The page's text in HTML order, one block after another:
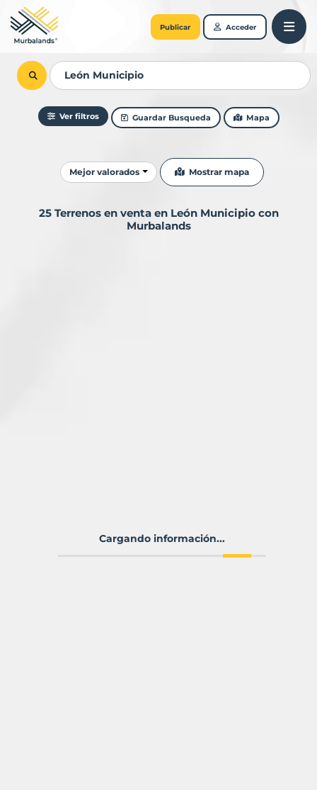
Publicar Acceder
Ver filtros Guardar Busqueda Mapa
Ordenar resultados
Mejor valorados Mostrar mapa
25 Terrenos en venta en León Municipio con
Murbalands
Cargando información...